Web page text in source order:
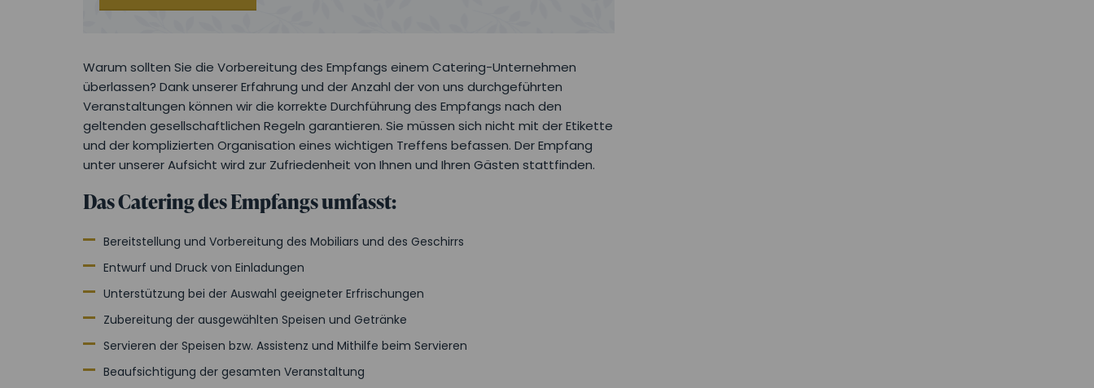
Warum sollten Sie die Vorbereitung des Empfangs einem Catering-Unternehmen
überlassen? Dank unserer Erfahrung und der Anzahl der von uns durchgeführten
Veranstaltungen können wir die korrekte Durchführung des Empfangs nach den
geltenden gesellschaftlichen Regeln garantieren. Sie müssen sich nicht mit der Etikette
und der komplizierten Organisation eines wichtigen Treffens befassen. Der Empfang
unter unserer Aufsicht wird zur Zufriedenheit von Ihnen und Ihren Gästen stattfinden.
Das Catering des Empfangs umfasst:
Bereitstellung und Vorbereitung des Mobiliars und des Geschirrs
Entwurf und Druck von Einladungen
Unterstützung bei der Auswahl geeigneter Erfrischungen
Zubereitung der ausgewählten Speisen und Getränke
Servieren der Speisen bzw. Assistenz und Mithilfe beim Servieren
Beaufsichtigung der gesamten Veranstaltung